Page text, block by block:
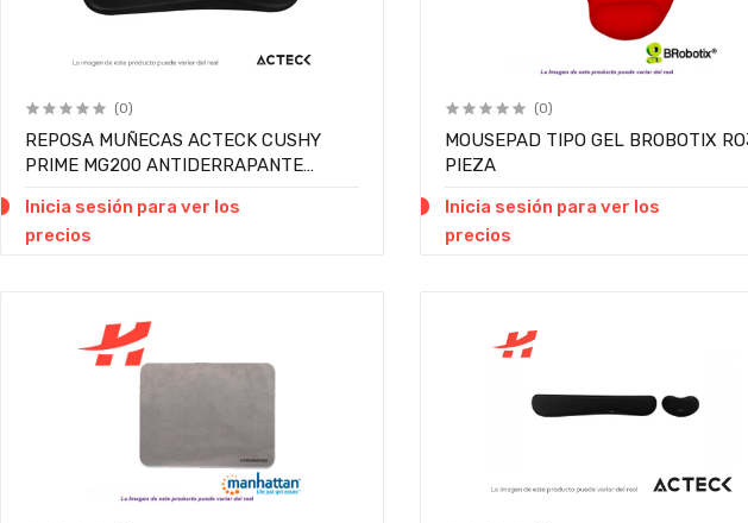
(0)
REPOSA MUÑECAS ACTECK CUSHY
PRIME MG200 ANTIDERRAPANTE
Inicia sesión para ver los
precios
(0)
MOUSEPAD TIPO GEL BROBOTIX
PIEZA
Inicia sesión para ver los
precios